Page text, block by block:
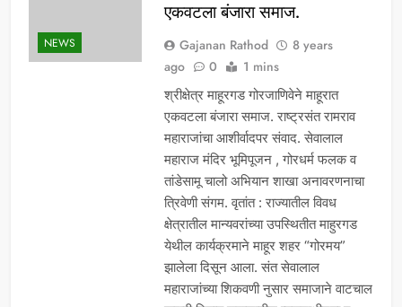
NEWS
एकवटला बंजारा समाज.
Gajanan Rathod
8 years
ago
0 1 mins
श्रीक्षेत्र माहूरगड गोरजाणिवेने माहूरात
एकवटला बंजारा समाज. राष्ट्रसंत रामराव
महाराजांचा आशीर्वादपर संवाद. सेवालाल
महाराज मंदिर भूमिपूजन , गोरधर्म फलक व
तांडेसामू चालो अभियान शाखा अनावरणनाचा
त्रिवेणी संगम. वृतांत : राज्यातील विवध
क्षेत्रातील मान्यवरांच्या उपस्थितीत माहुरगड
येथील कार्यक्रमाने माहूर शहर “गोरमय”
झालेला दिसून आला. संत सेवालाल
महाराजांच्या शिकवणी नुसार समाजाने वाटचाल